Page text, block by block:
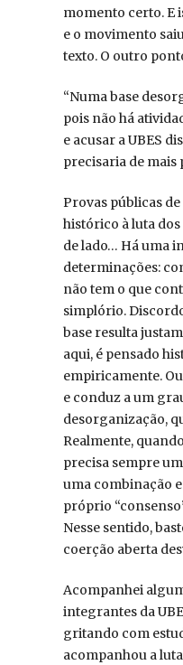
momento certo. E
e o movimento
texto. O outro
“Numa base
pois não há
e acusar a UBES
precisaria de mais
Provas públicas de
histórico à luta dos
de lado… Há uma
determinações:
não tem o que
simplório.
base resulta
aqui, é pensado
empiricamente.
e conduz a um
desorganização,
Realmente,
precisa sempre
uma combinação
próprio
Nesse sentido,
coerção aberta
Acompanhei
integrantes da
gritando com
acompanhou a